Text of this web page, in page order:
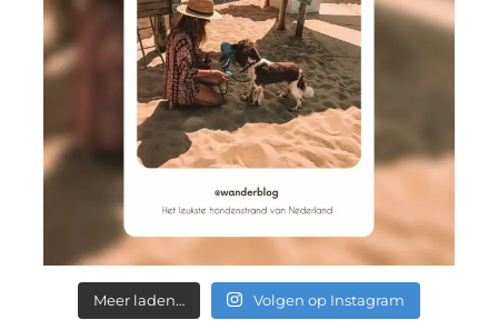
Meer laden… Volgen op Instagram